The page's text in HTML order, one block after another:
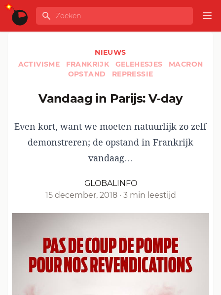
Ga naar de inhoud
GLOBALINFO
Zoeken
NIEUWS
ACTIVISME
FRANKRIJK GELEHESJES
MACRON
OPSTAND
REPRESSIE
Vandaag in Parijs: V-day
Even kort, want we moeten natuurlijk zo zelf
demonstreren; de opstand in Frankrijk
vandaag…
GLOBALINFO
15 december, 2018 · 3 min leestijd